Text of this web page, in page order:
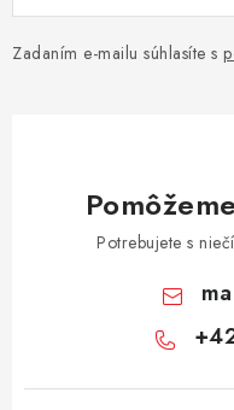
Zadaním e-mailu súhlasíte s
Potrebujete s